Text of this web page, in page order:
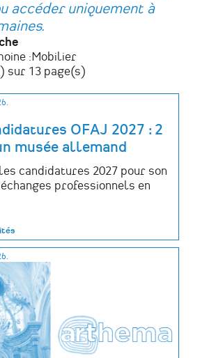
accéder uniquement à
: Mobilier
sur 13 page(s)
OFAJ 2027 : 2
musée allemand
candidatures 2027 pour son
professionnels en